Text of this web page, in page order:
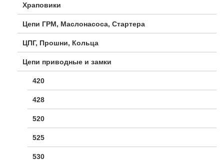
Храповики
Цепи ГРМ, Маслонасоса, Стартера
ЦПГ, Прошни, Кольца
Цепи приводные и замки
420
428
520
525
530